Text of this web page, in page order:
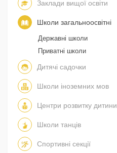
Заклади вищої освіти
Школи загальноосвітні
Державні школи
Приватні школи
Дитячі садочки
Школи іноземних мов
Центри розвитку дитини
Школи танців
Спортивні секції